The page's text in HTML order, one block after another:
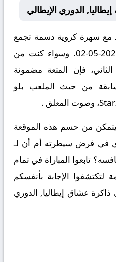
الدوري الإيطالي
مع سهرة كروية دسمة تجمع
أودينيزي و تورينو بتاريخ 2026-05-02. وسواء كنت من
فإن المتعة مضمونة
من حيث الملعب بلو
من حسم هذه الموقعة
في فرض سيطرته أم أن لـ
تابعوا المباراة في تمام
لتكتشفوا الإجابة بأنفسكم
عشاق إيطاليا, الدوري